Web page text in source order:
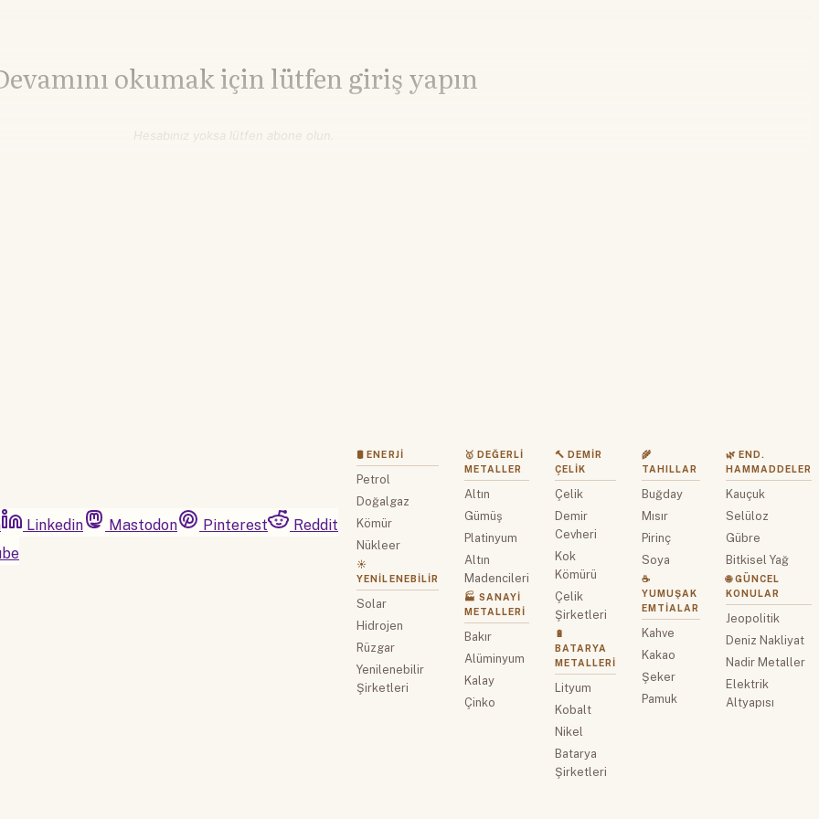
okumak için lütfen giriş yapın
Hesabınız yoksa lütfen abone olun.
Linkedin Mastodon Pinterest
Reddit
🛢 ENERJI
Petrol
Doğalgaz
Kömür
Nükleer
☀️
YENILENEBILIR
Solar
Hidrojen
Rüzgar
Yenilenebilir
Şirketleri
🥇 DEĞERLI
METALLER
Altın
Gümüş
Platinyum
Altın
Madencileri
🏭 SANAYI
METALLERI
Bakır
Alüminyum
Kalay
Çinko
🔨 DEMIR
ÇELIK
Çelik
Demir
Cevheri
Kok
Kömürü
Çelik
Şirketleri
🔋
BATARYA
METALLERI
Lityum
Kobalt
Nikel
Batarya
Şirketleri
🌾
TAHILLAR
Buğday
Mısır
Pirinç
Soya
☕
YUMUŞAK
EMTIALAR
Kahve
Kakao
Şeker
Pamuk
🌿 END.
HAMMADDELER
Kauçuk
Selüloz
Gübre
Bitkisel Yağ
🌐 GÜNCEL
KONULAR
Jeopolitik
Deniz Nakliyat
Nadir Metaller
Elektrik
Altyapısı